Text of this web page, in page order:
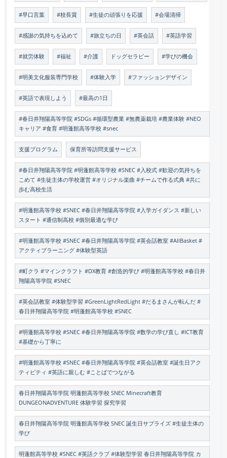
#早口言葉 #校長賞 #生徒の頑張りを応援 #会場清掃
#感謝の気持ちを込めて #旅立ちの日 #英会話 #英語学習
#就労体験 #福祉 #介護 ドッグセラピー #学びの機会
#明美文化服装専門学校 #体験入学 #ファッションデザイン
#英語で表現しよう #最高の1日
#春日井翔陽高等学院 #SDGs #循環型農業 #無農薬栽培 #農業体験 #NEO
キャリア #食育 #明蓬館高等学校 #snec
支援プログラム 保育所等訪問支援サービス
#春日井翔陽高等学院 #明蓬館高等学校 #SNEC #入校式 #歓迎の気持ちを
こめて #生徒主体の学校運営 #オリジナル楽曲 #チームで作る式典 #共に
歩む高校生活
#明蓬館高等学校 #SNEC #春日井翔陽高等学院 #入学ガイダンス #新しい
スタート #通信制高校 #個別最適な学び
#明蓬館高等学校 #SNEC #春日井翔陽高等学院 #英会話教室 #AllBasket #
アクティブラーニング #体験型英語
#町クラ #マインクラフト #DX教育 #創造的学び #明蓬館高等学校 #春日井
翔陽高等学院 #SNEC
#英会話教室 #体験型学習 #GreenLightRedLight #だるまさんが転んだ #
春日井翔陽高等学院 #明蓬館高等学校 #SNEC
#明蓬館高等学校 #SNEC #春日井翔陽高等学院 #数学の学び直し #ICT教育
#基礎から丁寧に
#明蓬館高等学校 #SNEC #春日井翔陽高等学院 #英会話教室 #誕生日アク
ティビティ #英語に親しむ #ことばでつながる
春日井翔陽高等学院 明蓬館高等学校 SNEC Minecraft教育
DUNGEONADVENTURE 体験学習 探究学習
春日井翔陽高等学院 明蓬館高等学校 SNEC 誕生日サプライズ #生徒主体の
学び
明蓬館高等学校 #SNEC #英語クラブ #体験型学習 春日井翔陽高等学院 カ